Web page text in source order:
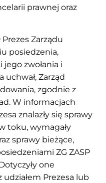
prawnej oraz
Zarządu
posiedzenia,
zwołania i
Zarząd
zgodnie z
W informacjach
znalazły się sprawy
toku, wymagały
sprawy bieżące,
ZG ZASP
one
Prezesa lub